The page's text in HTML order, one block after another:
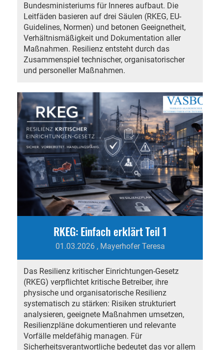
Bundesministeriums für Inneres aufbaut. Die
Leitfäden basieren auf drei Säulen (RKEG, EU-
Guidelines, Normen) und betonen Geeignetheit,
Verhältnismäßigkeit und Dokumentation aller
Maßnahmen. Resilienz entsteht durch das
Zusammenspiel technischer, organisatorischer
und personeller Maßnahmen.
RKEG: Einfach erklärt Teil 1
01.03.2026, Mayerhofer Teresa
Das Resilienz kritischer Einrichtungen-Gesetz
(RKEG) verpflichtet kritische Betreiber, ihre
physische und organisatorische Resilienz
systematisch zu stärken: Risiken strukturiert
analysieren, geeignete Maßnahmen umsetzen,
Resilienzpläne dokumentieren und relevante
Vorfälle meldefähig managen. Für
Sicherheitsverantwortliche bedeutet das vor allem